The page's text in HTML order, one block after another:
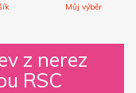
Můj výběr
z nerez
RSC